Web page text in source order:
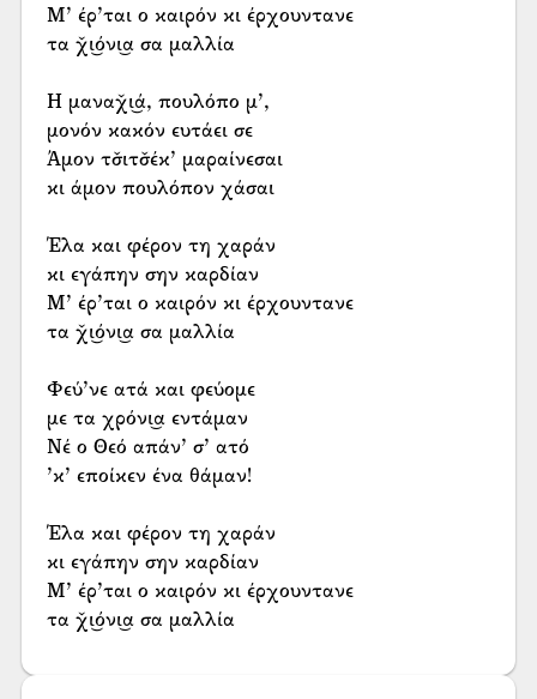
Μ’ έρ’ται ο καιρόν κι έρχουντανε
τα χ̌ι͜όνι͜α σα μαλλία
Η μαναχ̌ι͜ά, πουλόπο μ’,
μονόν κακόν ευτάει σε
Άμον τσ̌ιτσ̌έκ’ μαραίνεσαι
κι άμον πουλόπον χάσαι
Έλα και φέρον τη χαράν
κι εγάπην σην καρδίαν
Μ’ έρ’ται ο καιρόν κι έρχουντανε
τα χ̌ι͜όνι͜α σα μαλλία
Φεύ’νε ατά και φεύομε
με τα χρόνι͜α εντάμαν
Νέ ο Θεό απάν’ σ’ ατό
’κ’ εποίκεν ένα θάμαν!
Έλα και φέρον τη χαράν
κι εγάπην σην καρδίαν
Μ’ έρ’ται ο καιρόν κι έρχουντανε
τα χ̌ι͜όνι͜α σα μαλλία